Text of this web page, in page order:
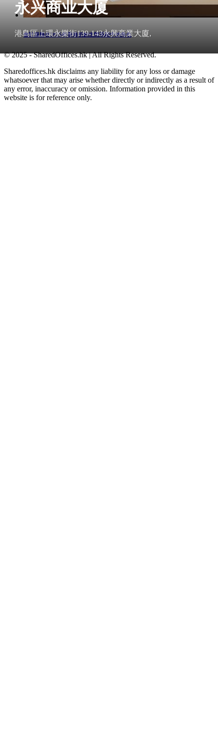
永兴商业大厦
港島區上環永樂街139-143永興商業大廈,
會計服務在2025年香港初創生態系統中的角色
© 2025 - SharedOffices.hk | All Rights Reserved.
Sharedoffices.hk disclaims any liability for any loss or damage
whatsoever that may arise whether directly or indirectly as a result of
any error, inaccuracy or omission. Information provided in this
website is for reference only.